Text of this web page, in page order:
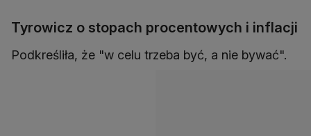
Tyrowicz o stopach procentowych i inflacji
Podkreśliła, że "w celu trzeba być, a nie bywać".